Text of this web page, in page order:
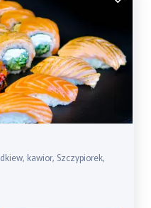
kawior, Szczypiorek,